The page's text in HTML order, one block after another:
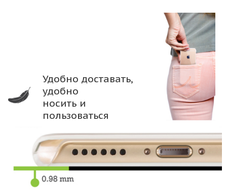
Удобно доставать,
удобно
носить и
пользоваться